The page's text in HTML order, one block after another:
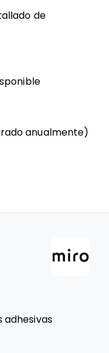
de
anualmente)
adhesivas